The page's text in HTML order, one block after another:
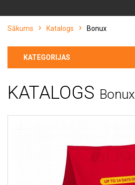
Sākums
Katalogs Bonux
KATEGORIJAS
KATALOGS Bonux